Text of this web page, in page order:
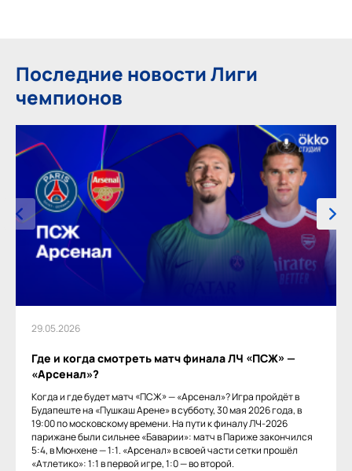
Последние новости Лиги
чемпионов
29.05.2026
Где и когда смотреть матч финала ЛЧ «ПСЖ» —
«Арсенал»?
Когда и где будет матч «ПСЖ» — «Арсенал»? Игра пройдёт в
Будапеште на «Пушкаш Арене» в субботу, 30 мая 2026 года, в
19:00 по московскому времени. На пути к финалу ЛЧ-2026
парижане были сильнее «Баварии»: матч в Париже закончился
5:4, в Мюнхене — 1:1. «Арсенал» в своей части сетки прошёл
«Атлетико»: 1:1 в первой игре, 1:0 — во второй.